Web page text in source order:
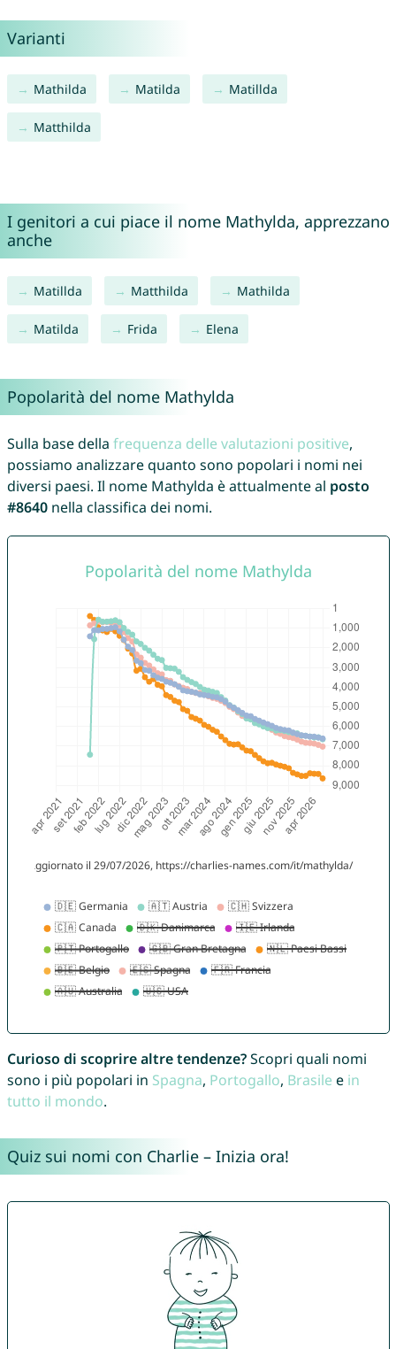
Varianti
Mathilda Matilda Matillda
Matthilda
I genitori a cui piace il nome Mathylda, apprezzano
anche
Matillda Matthilda Mathilda
Matilda Frida Elena
Popolarità del nome Mathylda
Sulla base della frequenza delle valutazioni positive,
possiamo analizzare quanto sono popolari i nomi nei
diversi paesi. Il nome Mathylda è attualmente al posto
#8640nella classifica dei nomi.
Curioso di scoprire altre tendenze?Scopri quali nomi
sono i più popolari in Spagna, Portogallo, Brasile e in
tutto il mondo.
Quiz sui nomi con Charlie – Inizia ora!